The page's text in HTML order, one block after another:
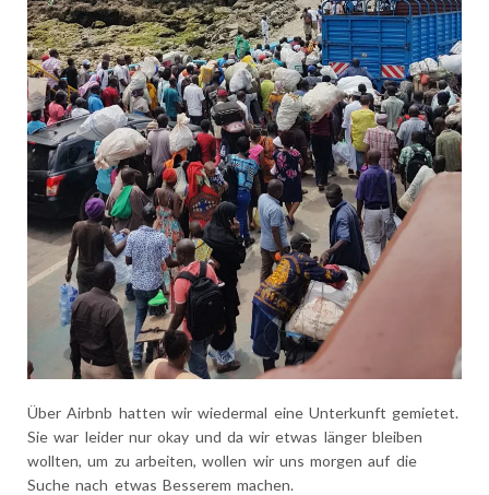
Über Airbnb hatten wir wiedermal eine Unterkunft gemietet.
Sie war leider nur okay und da wir etwas länger bleiben
wollten, um zu arbeiten, wollen wir uns morgen auf die
Suche nach etwas Besserem machen.